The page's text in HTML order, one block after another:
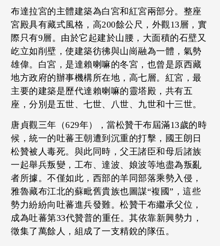
布達拉宮的主體建築為白宮和紅宮兩部分。整座
宮殿具有藏式風格，高200餘公尺，外觀13層，實
際只有9層。由於它起建於山腰，大面積的石壁又
屹立如削壁，使建築彷彿與山崗融為一體，氣勢
雄偉。白宮，是達賴喇嘛的冬宮，也曾是原西藏
地方政府的辦事機構所在地，高七層。紅宮，最
主要的建築是歷代達賴喇嘛的靈塔殿，共有五
座，分別是五世、七世、八世、九世和十三世。
唐貞觀三年（629年），當松贊干布屆滿13歲的時
候，統一的吐蕃王朝遭到沉重的打擊，國王朗日
松贊被人毒死。與此同時，父王諸臣和母后諸族
一起舉兵叛變，工布、達波、娘波等地盡為叛亂
者所據。不僅如此，西部的羊同部落乘勢入侵，
雅魯藏布江北的蘇毗舊貴族也圖謀“複國”，這些
勢力紛紛向吐蕃進兵發難。松贊干布繼承父位，
成為吐蕃第33代贊普的重任。其依靠新興勢力，
徵集了萬餘人，組成了一支精銳的隊伍。